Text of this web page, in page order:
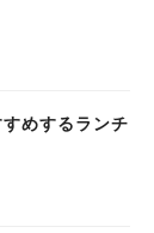
すめするランチ